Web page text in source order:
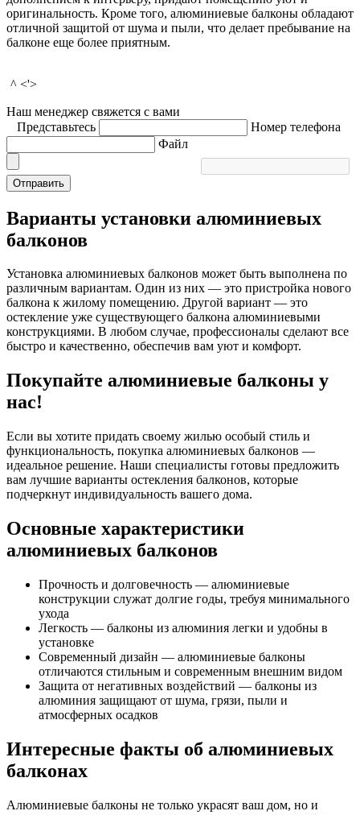
оригинальность. Кроме того, алюминиевые балконы обладают
отличной защитой от шума и пыли, что делает пребывание на
балконе еще более приятным.
^ <'>
Наш менеджер свяжется с вами
Представьтесь
Номер телефона
Файл
Отправить
Варианты установки алюминиевых
балконов
Установка алюминиевых балконов может быть выполнена по
различным вариантам. Один из них — это пристройка нового
балкона к жилому помещению. Другой вариант — это
остекление уже существующего балкона алюминиевыми
конструкциями. В любом случае, профессионалы сделают все
быстро и качественно, обеспечив вам уют и комфорт.
Покупайте алюминиевые балконы у
нас!
Если вы хотите придать своему жилью особый стиль и
функциональность, покупка алюминиевых балконов —
идеальное решение. Наши специалисты готовы предложить
вам лучшие варианты остекления балконов, которые
подчеркнут индивидуальность вашего дома.
Основные характеристики
алюминиевых балконов
Прочность и долговечность — алюминиевые
конструкции служат долгие годы, требуя минимального
ухода
Легкость — балконы из алюминия легки и удобны в
установке
Современный дизайн — алюминиевые балконы
отличаются стильным и современным внешним видом
Защита от негативных воздействий — балконы из
алюминия защищают от шума, грязи, пыли и
атмосферных осадков
Интересные факты об алюминиевых
балконах
Алюминиевые балконы не только украсят ваш дом, но и